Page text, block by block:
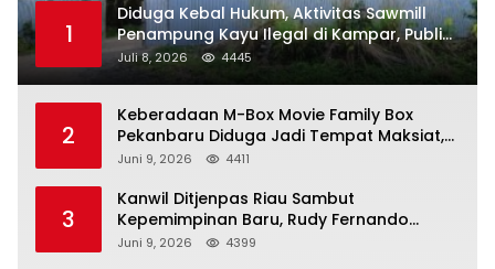
1
Diduga Kebal Hukum, Aktivitas Sawmill
Penampung Kayu Ilegal di Kampar, Publik
Soroti Komitmen Penegakan Hukum Polres
Kampar
Juli 8, 2026 4445
2
Keberadaan M-Box Movie Family Box
Pekanbaru Diduga Jadi Tempat Maksiat,
Warga Resah Minta Pemerintah Lakukan
Juni 9, 2026 4411
3
Kanwil Ditjenpas Riau Sambut
Kepemimpinan Baru, Rudy Fernando
Sianturi Resmi Menjabat Kakanwil
Juni 9, 2026 4399